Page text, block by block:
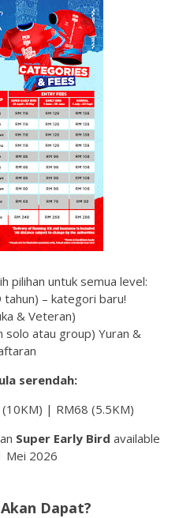
pilihan untuk semua level:
– kategori baru!
& Veteran)
solo atau group) Yuran &
serendah:
| RM68 (5.5KM)
Super Early Bird available
Mei 2026
Dapat?